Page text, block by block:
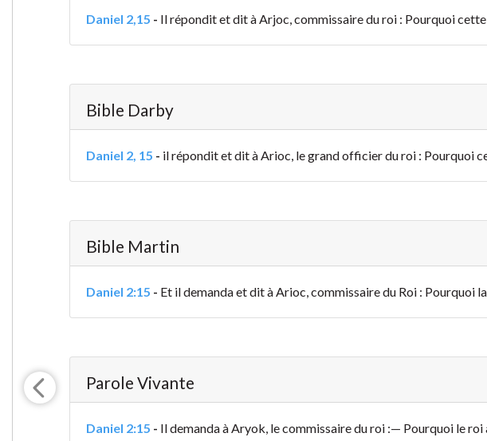
Daniel 2,15 - Il répondit et dit à Arjoc, commissaire du roi : Pourquoi
Bible Darby
Daniel 2, 15 - il répondit et dit à Arioc, le grand officier du roi : Pourquoi
Bible Martin
Daniel 2:15 - Et il demanda et dit à Arioc, commissaire du Roi : Pourquoi
Parole Vivante
Daniel 2:15 - Il demanda à Aryok, le commissaire du roi :— Pourquoi le roi